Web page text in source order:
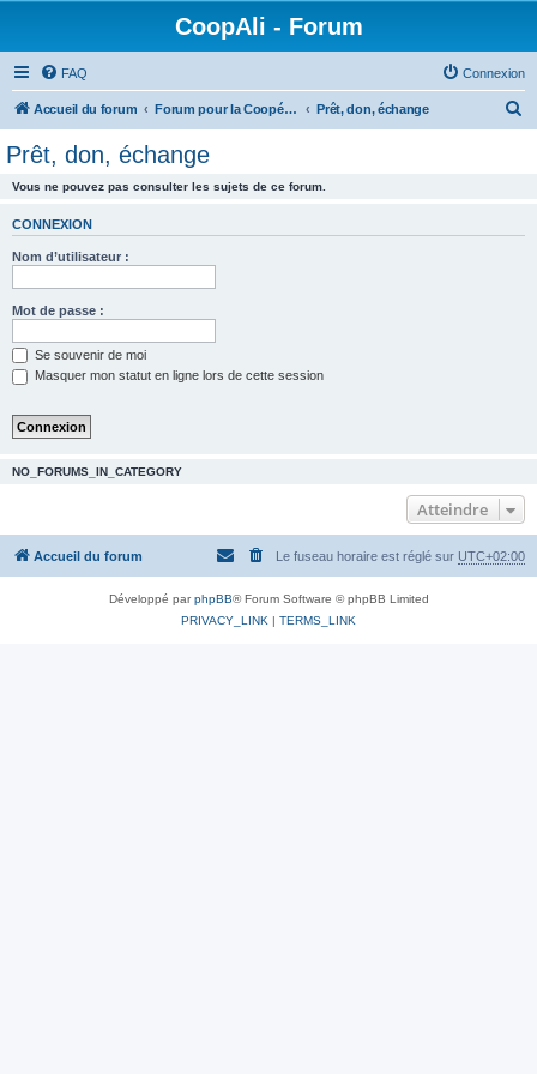
CoopAli - Forum
FAQ Connexion
Accueil du forum Forum pour la Coopérative alimentaire Prêt, don, échange
Prêt, don, échange
Vous ne pouvez pas consulter les sujets de ce forum.
CONNEXION
Nom d’utilisateur :
Mot de passe :
Se souvenir de moi
Masquer mon statut en ligne lors de cette session
NO_FORUMS_IN_CATEGORY
Atteindre
Accueil du forum Le fuseau horaire est réglé sur UTC+02:00
Développé parphpBB® Forum Software © phpBB Limited
PRIVACY_LINK | TERMS_LINK